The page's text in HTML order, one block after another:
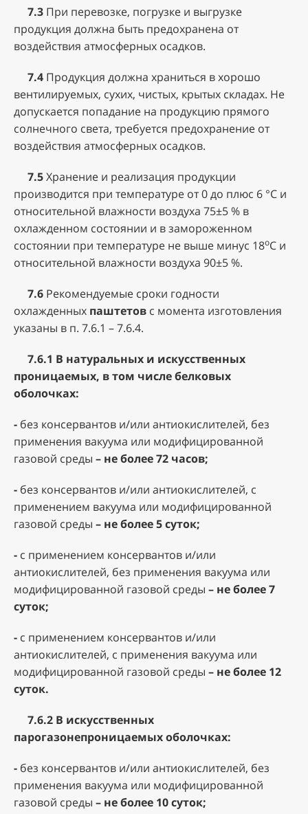
7.3 При перевозке, погрузке и выгрузке
продукция должна быть предохранена от
воздействия атмосферных осадков.
7.4 Продукция должна храниться в хорошо
вентилируемых, сухих, чистых, крытых складах. Не
допускается попадание на продукцию прямого
солнечного света, требуется предохранение от
воздействия атмосферных осадков.
7.5Хранение и реализация продукции
производится при температуре от 0 до плюс 6 °С и
относительной влажности воздуха 75±5 % в
охлажденном состоянии и в замороженном
состоянии при температуре не выше минус 18оС и
относительной влажности воздуха 90±5 %.
7.6 Рекомендуемые сроки годности
охлажденных паштетов с момента изготовления
указаны в п. 7.6.1 – 7.6.4.
7.6.1 В натуральных и искусственных
проницаемых, в том числе белковых
оболочках:
- без консервантов и/или антиокислителей, без
применения вакуума или модифицированной
газовой среды – не более 72 часов;
- без консервантов и/или антиокислителей, с
применением вакуума или модифицированной
газовой среды – не более 5 суток;
- с применением консервантов и/или
антиокислителей, без применения вакуума или
модифицированной газовой среды – не более 7
суток;
- с применением консервантов и/или
антиокислителей, с применения вакуума или
модифицированной газовой среды – не более 12
суток.
7.6.2 В искусственных
парогазонепроницаемых оболочках:
- без консервантов и/или антиокислителей, без
применения вакуума или модифицированной
газовой среды – не более 10 суток;